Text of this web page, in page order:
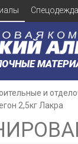
и
2,5кг Лакра